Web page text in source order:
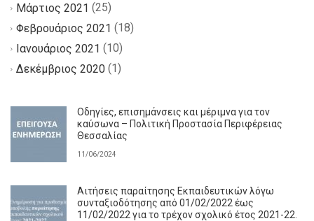
Μάρτιος 2021 (25)
Φεβρουάριος 2021 (18)
Ιανουάριος 2021 (10)
Δεκέμβριος 2020 (1)
Οδηγίες, επισημάνσεις και μέριμνα για τον
καύσωνα – Πολιτική Προστασία Περιφέρειας
Θεσσαλίας
11/06/2024
Αιτήσεις παραίτησης Εκπαιδευτικών λόγω
συνταξιοδότησης από 01/02/2022 έως
11/02/2022 για το τρέχον σχολικό έτος 2021-22.